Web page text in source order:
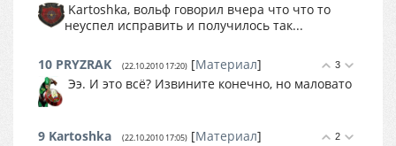
Kartoshka, вольф говорил вчера что что то
неуспел исправить и получилось так...
3
10 PRYZRAK (22.10.2010 17:20) [Материал]
Ээ. И это всё? Извините конечно, но маловато
2
9 Kartoshka (22.10.2010 17:05) [Материал]